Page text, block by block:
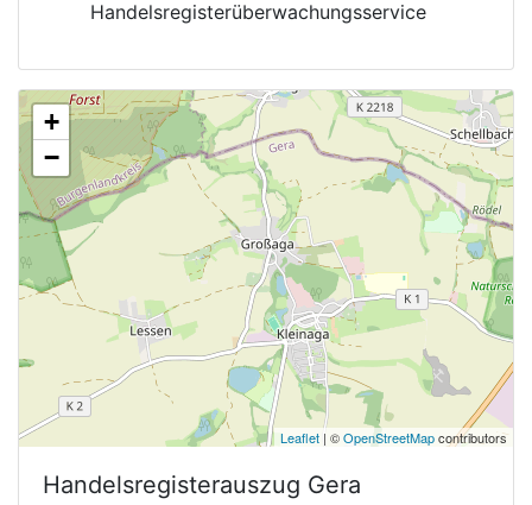
Handelsregisterüberwachungsservice
+
−
Leaflet | ©OpenStreetMapcontributors
Handelsregisterauszug Gera